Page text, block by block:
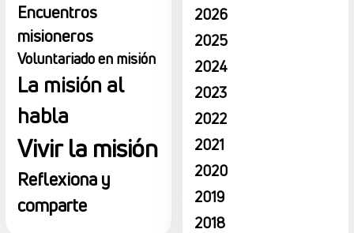
Encuentros
misioneros
Voluntariado en misión
La misión al
habla
Vivir la misión
Reflexiona y
comparte
2026
2025
2024
2023
2022
2021
2020
2019
2018